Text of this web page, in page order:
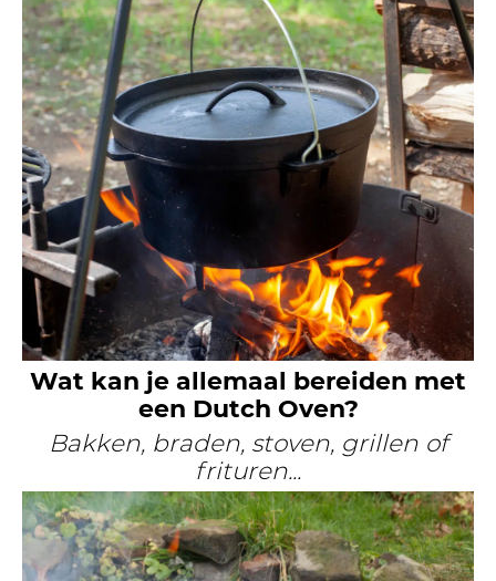
Wat kan je allemaal bereiden met
een Dutch Oven?
Bakken, braden, stoven, grillen of
frituren...